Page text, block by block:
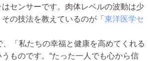
センサーです。肉体レベルの波動は少
の技法を教えているのが「 東洋医学セ
「私たちの幸福と健康を高めてくれる
ものです。“たった一人でも心から信